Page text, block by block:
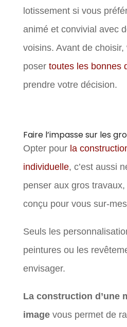
lotissement si vous
animé et convivial avec
voisins. Avant de
poser toutes les bonnes
prendre votre décision.
Faire l’impasse sur les
Opter pour la
individuelle, c’est aussi
penser aux gros
conçu pour vous sur-
Seuls les
peintures ou les
envisager.
La construction d’une
imagevous permet de